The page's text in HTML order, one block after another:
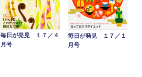
毎日が発見 １７／４
月号
毎日が発見 １７／１
月号